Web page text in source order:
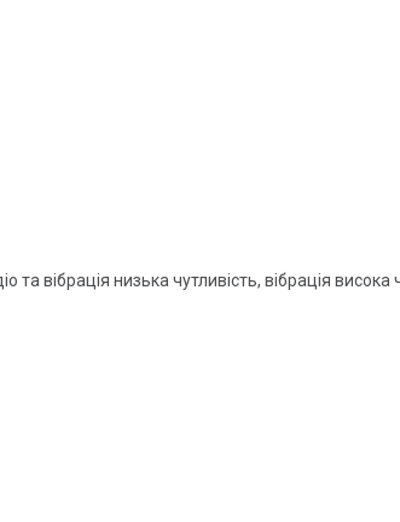
вібрація низька чутливість, вібрація висока